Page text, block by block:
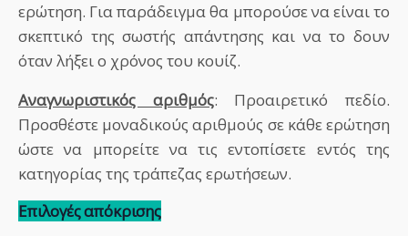
ερώτηση. Για παράδειγμα θα μπορούσε να είναι το
σκεπτικό της σωστής απάντησης και να το δουν
όταν λήξει ο χρόνος του κουίζ.
Αναγνωριστικός αριθμός: Προαιρετικό πεδίο.
Προσθέστε μοναδικούς αριθμούς σε κάθε ερώτηση
ώστε να μπορείτε να τις εντοπίσετε εντός της
κατηγορίας της τράπεζας ερωτήσεων.
Επιλογές απόκρισης